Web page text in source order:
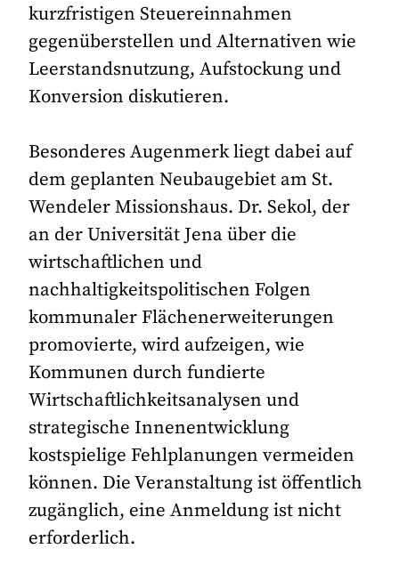
kurzfristigen Steuereinnahmen
gegenüberstellen und Alternativen wie
Leerstandsnutzung, Aufstockung und
Konversion diskutieren.
Besonderes Augenmerk liegt dabei auf
dem geplanten Neubaugebiet am St.
Wendeler Missionshaus. Dr. Sekol, der
an der Universität Jena über die
wirtschaftlichen und
nachhaltigkeitspolitischen Folgen
kommunaler Flächenerweiterungen
promovierte, wird aufzeigen, wie
Kommunen durch fundierte
Wirtschaftlichkeitsanalysen und
strategische Innenentwicklung
kostspielige Fehlplanungen vermeiden
können. Die Veranstaltung ist öffentlich
zugänglich, eine Anmeldung ist nicht
erforderlich.